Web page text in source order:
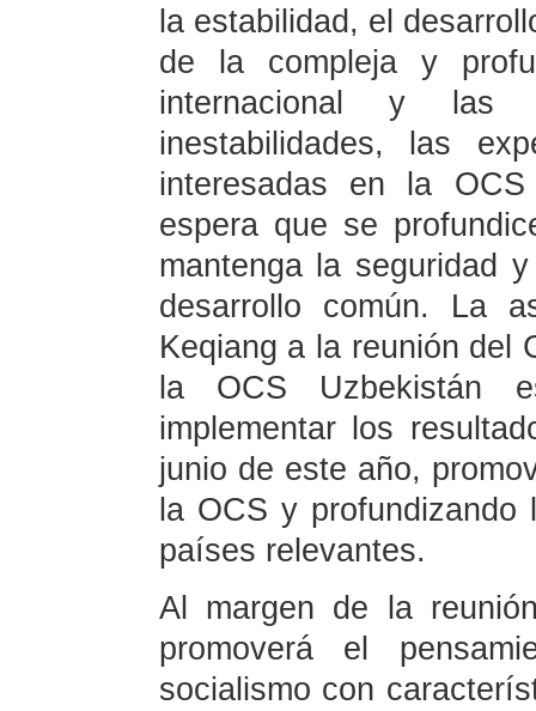
la estabilidad, el
de la compleja y
internacional y las
inestabilidades, las
interesadas en la
espera que se
mantenga la seguridad
desarrollo común. La
Keqiang a la reunión del
la OCS Uzbekistán
implementar los
junio de este año,
la OCS y
países relevantes.
Al margen de la
promoverá el
socialismo con